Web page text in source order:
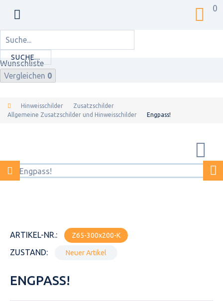
0
SUCHE...
Wunschliste
Vergleichen 0
Hinweisschilder
Zusatzschilder
Allgemeine Zusatzschilder und Hinweisschilder
Engpass!
ARTIKEL-NR.: Z65-300x200-K
ZUSTAND: Neuer Artikel
ENGPASS!